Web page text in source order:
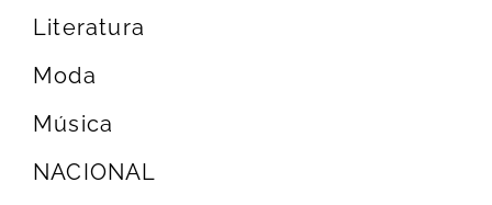
Literatura
Moda
Música
NACIONAL